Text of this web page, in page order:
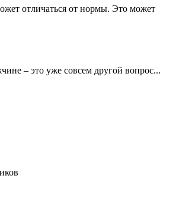
отличаться от нормы. Это может
– это уже совсем другой вопрос...